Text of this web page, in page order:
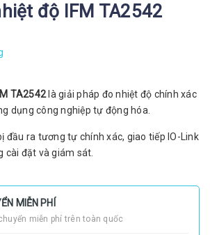
độ IFM TA2542
TA2542là giải pháp đo nhiệt độ chính xác
dụng công nghiệp tự động hóa.
đầu ra tương tự chính xác, giao tiếp IO-Link
cài đặt và giám sát.
MIỄN PHÍ
miễn phí trên toàn quốc